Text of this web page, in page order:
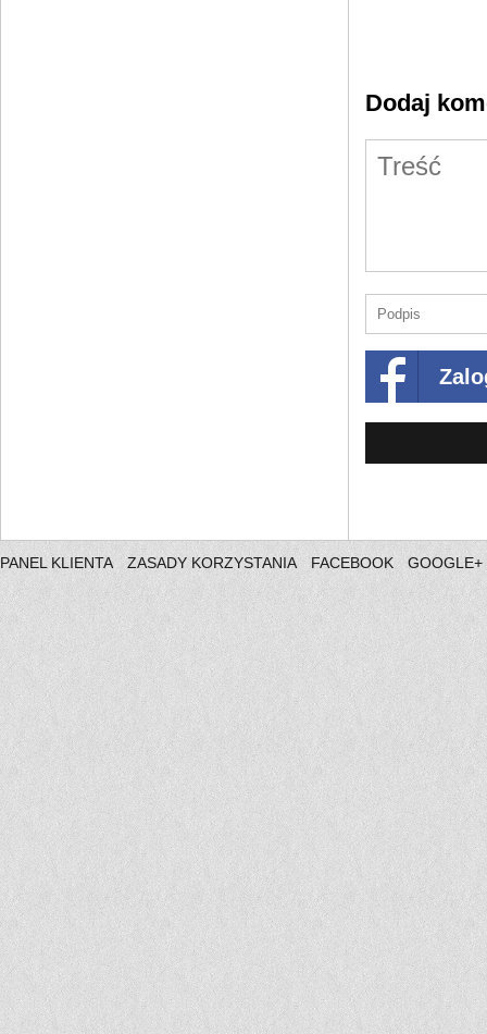
Dodaj
PANEL KLIENTA ZASADY KORZYSTANIA FACEBOOK GOOGLE+